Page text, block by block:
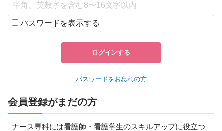
パスワードを表示する
ログインする
パスワードをお忘れの方
会員登録がまだの方
ナース専科には看護師・看護学生のスキルアップに役立つ